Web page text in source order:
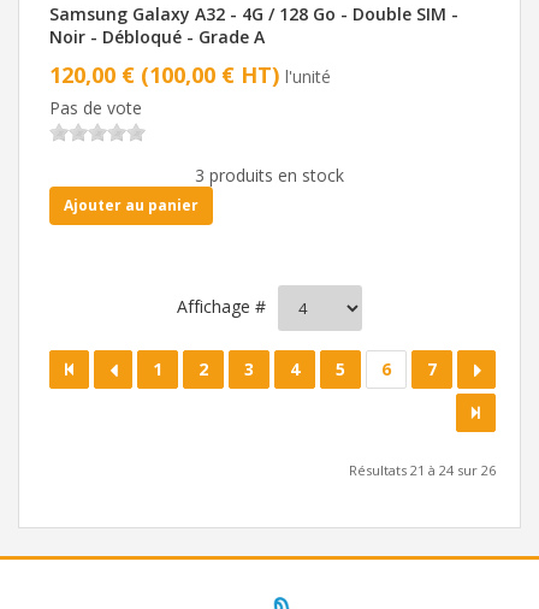
Samsung Galaxy A32 - 4G / 128 Go - Double SIM -
Noir - Débloqué - Grade A
120,00 € (100,00 € HT) l'unité
Pas de vote
3 produits en stock
Ajouter au panier
Affichage #
1 2 3 4 5 6 7
Résultats 21 à 24 sur 26